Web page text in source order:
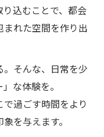
込むことで、都会
れた空間を作り出
そんな、日常を少
な体験を。
過ごす時間をより
を与えます。